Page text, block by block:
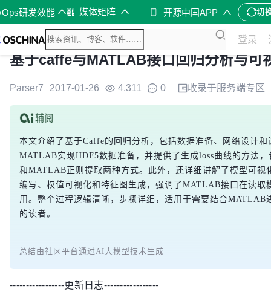
研发效能 媒体矩阵 开源中国APP 切
登录
基于caffe与MATLAB接口回归分析与可
Parser7 2017-01-26 4,311 0 收录于服务端专区
本文介绍了基于Caffe的回归分析，包括数据准备、网络设计和
MATLAB实现HDF5数据准备，并提供了生成loss曲线的方法
和MATLAB正则提取两种方式。此外，还详细讲解了模型可视
编写、权值可视化和特征图生成，强调了MATLAB接口在读取
用。整个过程逻辑清晰，步骤详细，适用于需要结合MATLAB
的读者。
总结由社区平台通过AI大模型技术生成
-----------------更新日志-----------------